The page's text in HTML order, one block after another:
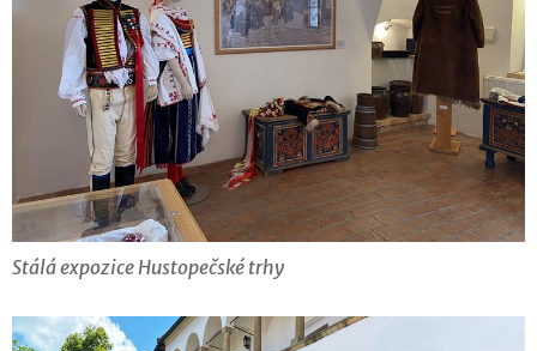
Stálá expozice Hustopečské trhy